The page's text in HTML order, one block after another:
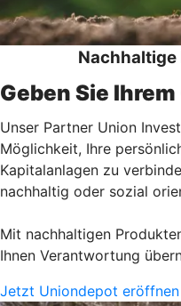
Geben Sie
Unser Partner Union
Möglichkeit, Ihre
Kapitalanlagen zu
nachhaltig oder sozial
Mit nachhaltigen
Ihnen Verantwortung
Jetzt Uniondepot eröffnen